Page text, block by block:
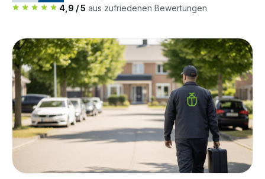
4,9 / 5 aus zufriedenen Bewertungen